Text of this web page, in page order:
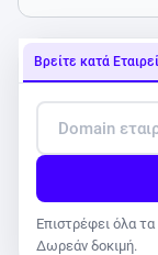
Βρείτε κατά
Επιστρέφει όλα
Δωρεάν δοκιμή.